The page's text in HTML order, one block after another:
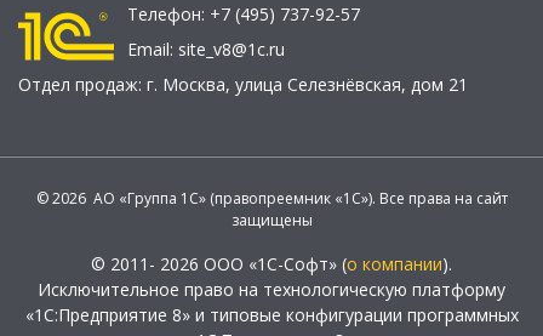
Телефон: +7 (495) 737-92-57
Email: site_v8@1c.ru
Отдел продаж: г. Москва, улица Селезнёвская, дом 21
© 2026 АО «Группа 1С» (правопреемник «1С»). Все права на сайт
защищены
© 2011- 2026 ООО «1С-Софт» (о компании).
Исключительное право на технологическую платформу
«1С:Предприятие 8» и типовые конфигурации программных